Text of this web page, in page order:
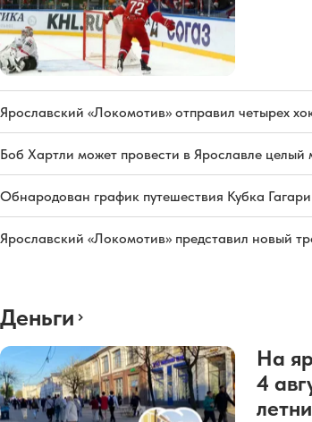
Ярославский «Локомотив» отправил четырех
Боб Хартли может провести в Ярославле целый
Обнародован график путешествия Кубка
Ярославский «Локомотив» представил новый
Деньги
На
4